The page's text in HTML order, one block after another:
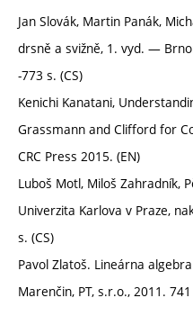
Jan Slovák, Martin Panák,
drsně a svižně, 1. vyd. —
-773 s. (CS)
Kenichi Kanatani,
Grassmann and Clifford for
CRC Press 2015. (EN)
Luboš Motl, Miloš Zahradník,
Univerzita Karlova v Praze,
s. (CS)
Pavol Zlatoš. Lineárna
Marenčin, PT, s.r.o., 2011.